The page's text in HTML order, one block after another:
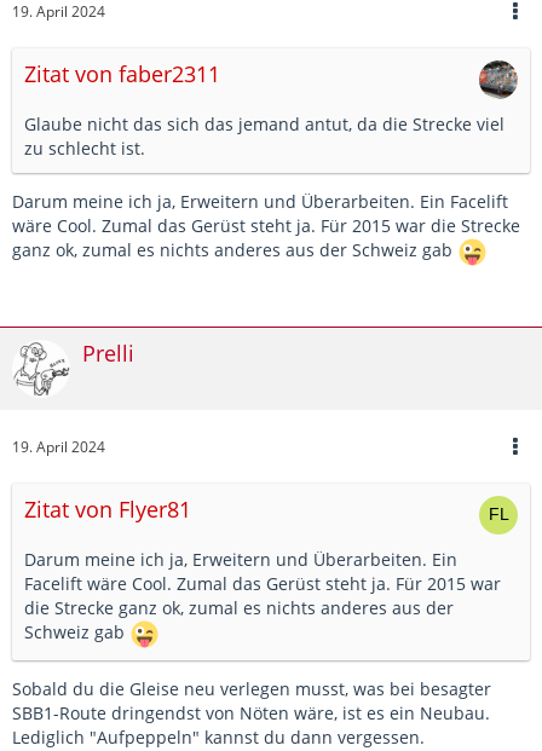
19. April 2024
Zitat von faber2311
Glaube nicht das sich das jemand antut, da die Strecke viel
zu schlecht ist.
Darum meine ich ja, Erweitern und Überarbeiten. Ein Facelift
wäre Cool. Zumal das Gerüst steht ja. Für 2015 war die Strecke
ganz ok, zumal es nichts anderes aus der Schweiz gab
Prelli
19. April 2024
Zitat von Flyer81
Darum meine ich ja, Erweitern und Überarbeiten. Ein
Facelift wäre Cool. Zumal das Gerüst steht ja. Für 2015 war
die Strecke ganz ok, zumal es nichts anderes aus der
Schweiz gab
Sobald du die Gleise neu verlegen musst, was bei besagter
SBB1-Route dringendst von Nöten wäre, ist es ein Neubau.
Lediglich "Aufpeppeln" kannst du dann vergessen.